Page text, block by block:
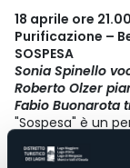
18 aprile ore
Purificazione –
SOSPESA
Sonia Spinello
Roberto Olzer
Fabio Buonarota
"Sospesa" è un
classificazioni e
sfumature